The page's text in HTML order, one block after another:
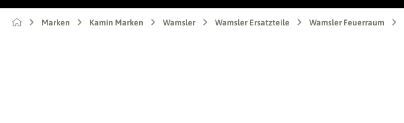
Marken Kamin Marken Wamsler Wamsler Ersatzteile Wamsler Feuerraum